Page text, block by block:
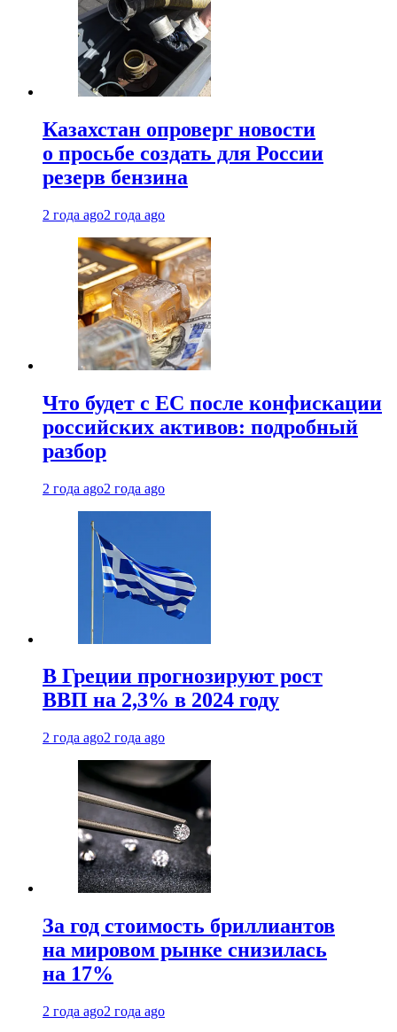
Казахстан опроверг новости
о просьбе создать для России
резерв бензина
2 года ago2 года ago
Что будет с ЕС после конфискации
российских активов: подробный
разбор
2 года ago2 года ago
В Греции прогнозируют рост
ВВП на 2,3% в 2024 году
2 года ago2 года ago
За год стоимость бриллиантов
на мировом рынке снизилась
на 17%
2 года ago2 года ago